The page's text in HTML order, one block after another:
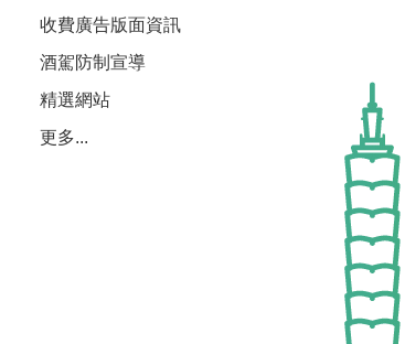
收費廣告版面資訊
酒駕防制宣導
精選網站
更多...